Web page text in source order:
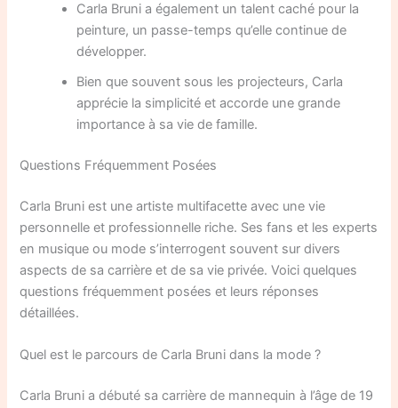
Carla Bruni a également un talent caché pour la
peinture, un passe-temps qu’elle continue de
développer.
Bien que souvent sous les projecteurs, Carla
apprécie la simplicité et accorde une grande
importance à sa vie de famille.
Questions Fréquemment Posées
Carla Bruni est une artiste multifacette avec une vie
personnelle et professionnelle riche. Ses fans et les experts
en musique ou mode s’interrogent souvent sur divers
aspects de sa carrière et de sa vie privée. Voici quelques
questions fréquemment posées et leurs réponses
détaillées.
Quel est le parcours de Carla Bruni dans la mode ?
Carla Bruni a débuté sa carrière de mannequin à l’âge de 19